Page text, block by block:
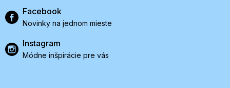
Facebook
Novinky na jednom mieste
Instagram
Módne inšpirácie pre vás